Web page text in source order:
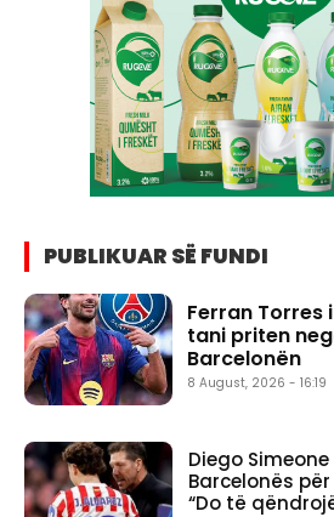
PUBLIKUAR SË FUNDI
Ferran Torres
tani priten
Barcelonën
8 August, 2026 - 16:19
Diego
Barcelonës
“Do të